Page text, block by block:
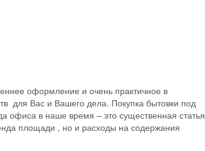
оформление и очень практичное в
для Вас и Вашего дела. Покупка бытовки под
офиса в наше время – это существенная статья
площади , но и расходы на содержания